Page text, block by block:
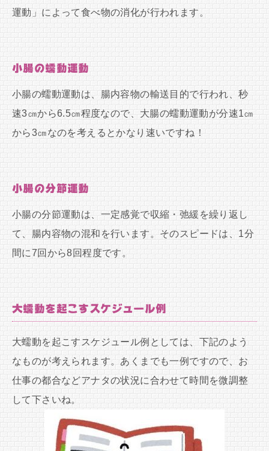
運動」によって食べ物の消化が行われます。
小腸の蠕動運動
小腸の蠕動運動は、腸内容物の輸送目的で行われ、秒
速3㎝から6.5㎝程度なので、大腸の蠕動運動が分速1㎝
から3㎝なのを考えるとかなり速いですね！
小腸の分節運動
小腸の分節運動は、一定感覚で収縮・弛緩を繰り返し
て、腸内容物の混和を行います。そのスピードは、1分
間に7回から8回程度です。
大蠕動を起こすスケジュール例
大蠕動を起こすスケジュール例としては、下記のよう
なものが考えられます。あくまでも一例ですので、お
仕事の都合などアナタの状況に合わせて時間を微調整
して下さいね。